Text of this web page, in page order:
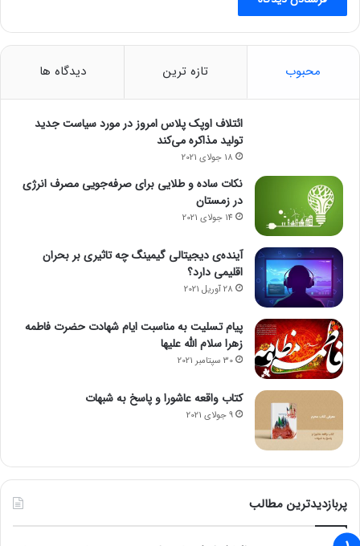
محبوب تازه ترین دیدگاه ها
ائتلاف اوپک پلاس امروز در مورد سیاست جدید
تولید مذاکره می‌کند
18 جولای 2021
نکات ساده و طلایی برای صرفه‌جویی مصرف انرژی
در زمستان
14 جولای 2021
آینده‌ی دیجیتالی گیمینگ چه تاثیری بر بحران
اقلیمی دارد؟
28 آوریل 2021
پیام تسلیت به مناسبت ایام شهادت حضرت فاطمه
زهرا سلام الله علیها
30 سپتامبر 2021
کتاب واقعه عاشورا و پاسخ به شبهات
9 جولای 2021
پربازدیدترین مطالب